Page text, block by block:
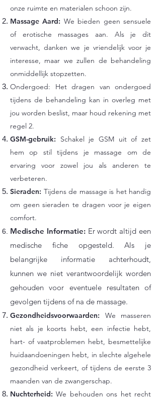
onze ruimte en materialen schoon zijn.
Massage Aard: We bieden geen sensuele
of erotische massages aan. Als je dit
verwacht, danken we je vriendelijk voor je
interesse, maar we zullen de behandeling
onmiddellijk stopzetten.
Ondergoed: Het dragen van ondergoed
tijdens de behandeling kan in overleg met
jou worden beslist, maar houd rekening met
regel 2.
GSM-gebruik: Schakel je GSM uit of zet
hem op stil tijdens je massage om de
ervaring voor zowel jou als anderen te
verbeteren.
Sieraden: Tijdens de massage is het handig
om geen sieraden te dragen voor je eigen
comfort.
Medische Informatie: Er wordt altijd een
medische fiche opgesteld. Als je
belangrijke informatie achterhoudt,
kunnen we niet verantwoordelijk worden
gehouden voor eventuele resultaten of
gevolgen tijdens of na de massage.
Gezondheidsvoorwaarden: We masseren
niet als je koorts hebt, een infectie hebt,
hart- of vaatproblemen hebt, besmettelijke
huidaandoeningen hebt, in slechte algehele
gezondheid verkeert, of tijdens de eerste 3
maanden van de zwangerschap.
Nuchterheid: We behouden ons het recht